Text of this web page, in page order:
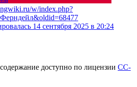
w/index.php?
14 сентября 2025 в 20:24
доступно по лицензии CC-